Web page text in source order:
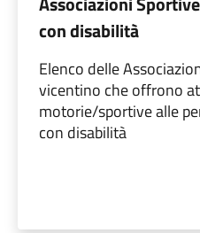
con disabilità
Elenco delle
vicentino che offrono
motorie/sportive alle
con disabilità